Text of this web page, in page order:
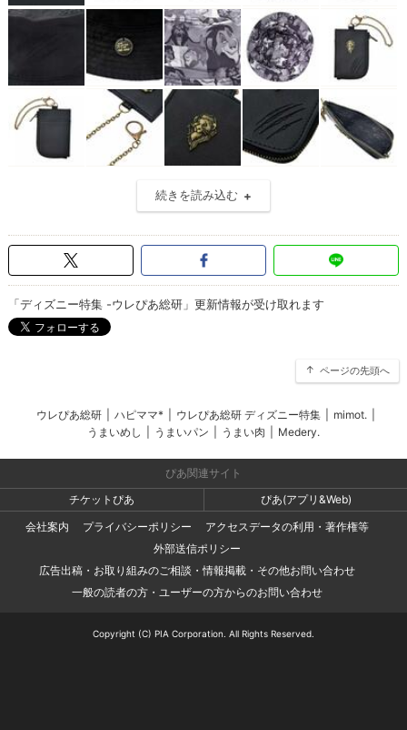
続きを読み込む
「ディズニー特集 -ウレぴあ総研」更新情報が受け取れます
ページの先頭へ
ウレぴあ総研 ハピママ* ウレぴあ総研 ディズニー特集 mimot.
うまいめし
うまいパン うまい肉 Medery.
ぴあ関連サイト
チケットぴあ
ぴあ(アプリ&Web)
会社案内
プライバシーポリシー
アクセスデータの利用・著作権等
外部送信ポリシー
広告出稿・お取り組みのご相談・情報掲載・その他お問い合わせ
一般の読者の方・ユーザーの方からのお問い合わせ
Copyright (C) PIA Corporation. All Rights Reserved.